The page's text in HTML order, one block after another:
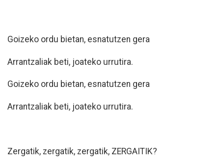
Goizeko ordu bietan, esnatutzen gera
Arrantzaliak beti, joateko urrutira.
Goizeko ordu bietan, esnatutzen gera
Arrantzaliak beti, joateko urrutira.
Zergatik, zergatik, zergatik, ZERGAITIK?